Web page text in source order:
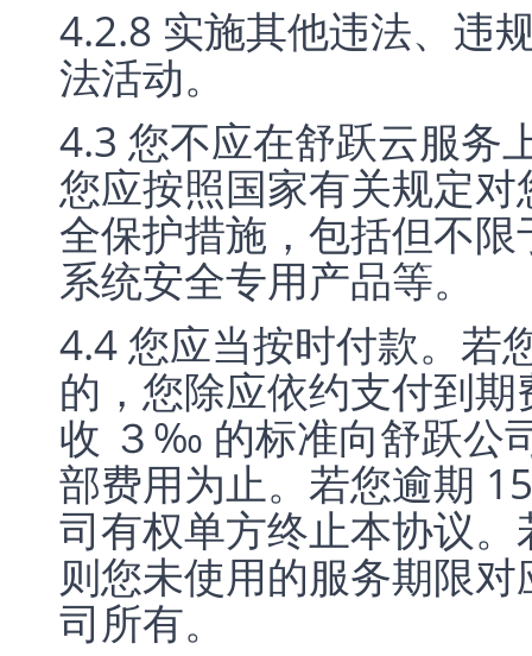
4.2.8 实施其他违法、违
法活动。
4.3 您不应在舒跃云服务
您应按照国家有关规定
全保护措施，包括但不
系统安全专用产品等。
4.4 您应当按时付款。若
的，您除应依约支付到
收 ３‰ 的标准向舒跃公
部费用为止。若您逾期
司有权单方终止本协议
则您未使用的服务期限
司所有。